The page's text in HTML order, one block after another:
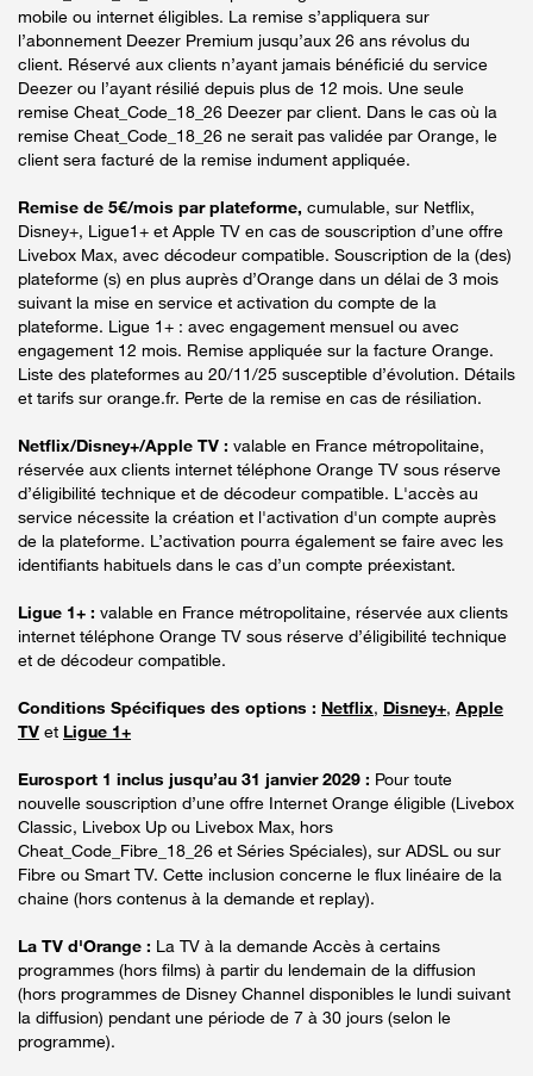
mobile ou internet éligibles. La remise s’appliquera sur
l’abonnement Deezer Premium jusqu’aux 26 ans révolus du
client. Réservé aux clients n’ayant jamais bénéficié du service
Deezer ou l’ayant résilié depuis plus de 12 mois. Une seule
remise Cheat_Code_18_26 Deezer par client. Dans le cas où la
remise Cheat_Code_18_26 ne serait pas validée par Orange, le
client sera facturé de la remise indument appliquée.
Remise de 5€/mois par plateforme, cumulable, sur Netflix,
Disney+, Ligue1+ et Apple TV en cas de souscription d’une offre
Livebox Max, avec décodeur compatible. Souscription de la (des)
plateforme (s) en plus auprès d’Orange dans un délai de 3 mois
suivant la mise en service et activation du compte de la
plateforme. Ligue 1+ : avec engagement mensuel ou avec
engagement 12 mois. Remise appliquée sur la facture Orange.
Liste des plateformes au 20/11/25 susceptible d’évolution. Détails
et tarifs sur orange.fr. Perte de la remise en cas de résiliation.
Netflix/Disney+/Apple TV : valable en France métropolitaine,
réservée aux clients internet téléphone Orange TV sous réserve
d’éligibilité technique et de décodeur compatible. L'accès au
service nécessite la création et l'activation d'un compte auprès
de la plateforme. L’activation pourra également se faire avec les
identifiants habituels dans le cas d’un compte préexistant.
Ligue 1+ : valable en France métropolitaine, réservée aux clients
internet téléphone Orange TV sous réserve d’éligibilité technique
et de décodeur compatible.
Conditions Spécifiques des options : Netflix, Disney+, Apple
TV et Ligue 1+
Eurosport 1 inclus jusqu’au 31 janvier 2029 : Pour toute
nouvelle souscription d’une offre Internet Orange éligible (Livebox
Classic, Livebox Up ou Livebox Max, hors
Cheat_Code_Fibre_18_26 et Séries Spéciales), sur ADSL ou sur
Fibre ou Smart TV. Cette inclusion concerne le flux linéaire de la
chaine (hors contenus à la demande et replay).
La TV d'Orange : La TV à la demande Accès à certains
programmes (hors films) à partir du lendemain de la diffusion
(hors programmes de Disney Channel disponibles le lundi suivant
la diffusion) pendant une période de 7 à 30 jours (selon le
programme).